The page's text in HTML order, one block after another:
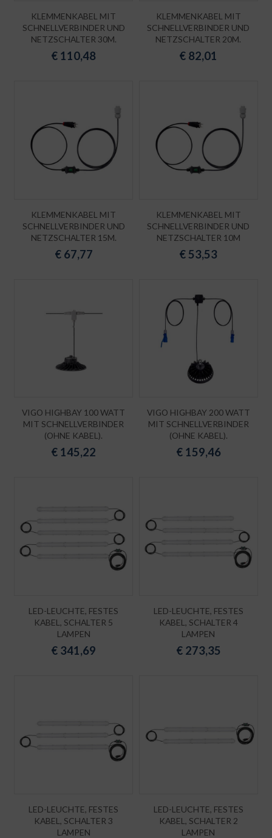
KLEMMENKABEL MIT
SCHNELLVERBINDER UND
NETZSCHALTER 30M.
€ 110,48
KLEMMENKABEL MIT
SCHNELLVERBINDER UND
NETZSCHALTER 20M.
€ 82,01
KLEMMENKABEL MIT
SCHNELLVERBINDER UND
NETZSCHALTER 15M.
€ 67,77
KLEMMENKABEL MIT
SCHNELLVERBINDER UND
NETZSCHALTER 10M
€53,53
VIGO HIGHBAY 100 WATT
MIT SCHNELLVERBINDER
(OHNE KABEL).
€ 145,22
VIGO HIGHBAY 200 WATT
MIT SCHNELLVERBINDER
(OHNE KABEL).
€ 159,46
LED-LEUCHTE, FESTES
KABEL, SCHALTER 5
LAMPEN
€ 341,69
LED-LEUCHTE, FESTES
KABEL, SCHALTER 4
LAMPEN
€ 273,35
LED-LEUCHTE, FESTES
KABEL, SCHALTER 3
LAMPEN
LED-LEUCHTE, FESTES
KABEL, SCHALTER 2
LAMPEN